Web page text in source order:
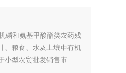
磷和氨基甲酸酯类农药残
、粮食、水及土壤中有机
型农贸批发销售市场、